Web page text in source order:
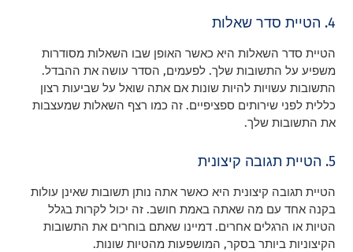
4. הטיית סדר שאלות
הטיית סדר השאלות היא כאשר האופן שבו השאלות מסודרות
משפיע על התשובות שלך. לפעמים, הסדר עושה את ההבדל.
התשובות עשויות להיות שונות אם אתה שואל על שביעות רצון
כללית לפני שירותים ספציפיים. זה כמו רצף השאלות שמעצבות
את התשובות שלך.
5. הטיית תגובה קיצונית
הטיית תגובה קיצונית היא כאשר אתה נותן תשובות שאינן עולות
בקנה אחד עם מה שאתה באמת חושב. זה יכול לקרות בגלל
הטיות או הרגלים אחרים. דמיינו שאתם בוחרים את התשובות
הקיצוניות ביותר בסקר, המושפעות מהטיות שונות.